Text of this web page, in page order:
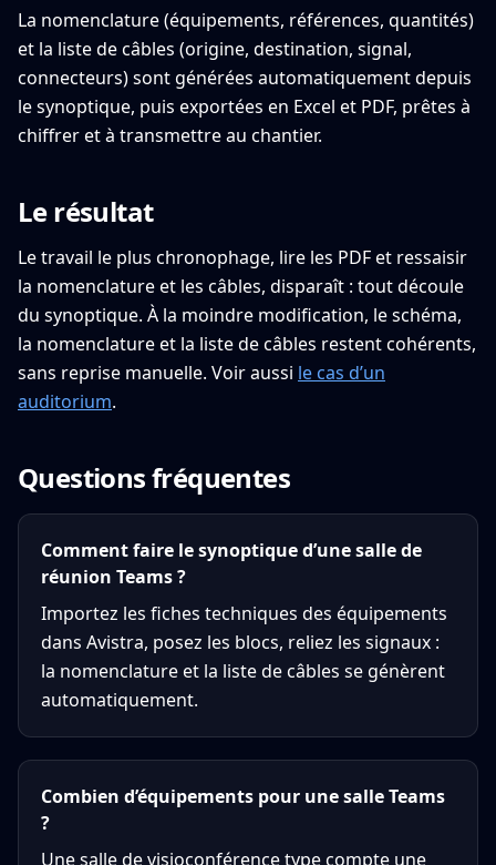
La nomenclature (équipements, références, quantités)
et la liste de câbles (origine, destination, signal,
connecteurs) sont générées automatiquement depuis
le synoptique, puis exportées en Excel et PDF, prêtes à
chiffrer et à transmettre au chantier.
Le résultat
Le travail le plus chronophage, lire les PDF et ressaisir
la nomenclature et les câbles, disparaît : tout découle
du synoptique. À la moindre modification, le schéma,
la nomenclature et la liste de câbles restent cohérents,
sans reprise manuelle. Voir aussi le cas d’un
auditorium.
Questions fréquentes
Comment faire le synoptique d’une salle de
réunion Teams ?
Importez les fiches techniques des équipements
dans Avistra, posez les blocs, reliez les signaux :
la nomenclature et la liste de câbles se génèrent
automatiquement.
Combien d’équipements pour une salle Teams
?
Une salle de visioconférence type compte une